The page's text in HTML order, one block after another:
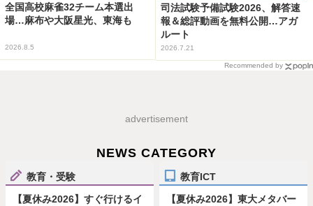
全国高校麻雀32チーム本選出
場…麻布や大阪星光、東海も
2026.8.5
司法試験予備試験2026、解答速
報＆総評動画を無料公開…アガ
ルート
2026.7.21
Recommended by
advertisement
NEWS CATEGORY
教育・受験
【夏休み2026】すぐ行けるイ
教育ICT
【夏休み2026】東大メタバー